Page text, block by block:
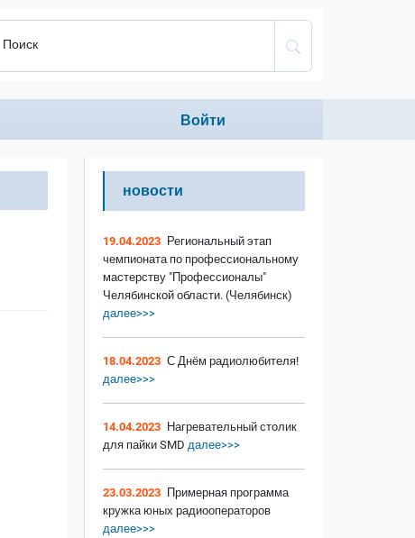
Поиск
Anonumous menu
Войти
новости
19.04.2023 Региональный этап
чемпионата по профессиональному
мастерству "Профессионалы"
Челябинской области. (Челябинск)
далее>>>
18.04.2023 С Днём радиолюбителя!
далее>>>
14.04.2023 Нагревательный столик
для пайки SMD далее>>>
23.03.2023 Примерная программа
кружка юных радиооператоров
далее>>>